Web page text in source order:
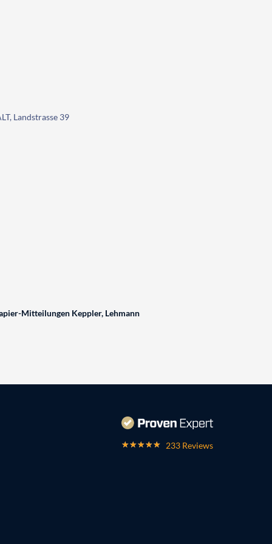
Landstrasse 39
Mitteilungen Keppler, Lehmann
233 Reviews